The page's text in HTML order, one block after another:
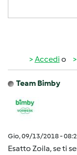
Accedi o
Team Bimby
Gio, 09/13/2018 -
Esatto Zoila, se ti